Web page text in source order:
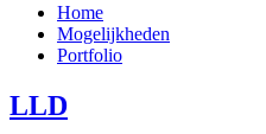
Home
Mogelijkheden
Portfolio
LLD